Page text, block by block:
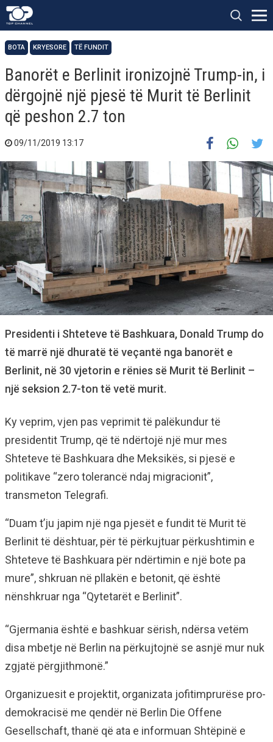
BOTA KRYESORE TË FUNDIT
Banorët e Berlinit ironizojnë Trump-in, i
dërgojnë një pjesë të Murit të Berlinit
që peshon 2.7 ton
09/11/2019 13:17
Presidenti i Shteteve të Bashkuara, Donald Trump do
të marrë një dhuratë të veçantë nga banorët e
Berlinit, në 30 vjetorin e rënies së Murit të Berlinit –
një seksion 2.7-ton të vetë murit.
Ky veprim, vjen pas veprimit të palëkundur të
presidentit Trump, që të ndërtojë një mur mes
Shteteve të Bashkuara dhe Meksikës, si pjesë e
politikave “zero tolerancë ndaj migracionit”,
transmeton Telegrafi.
“Duam t’ju japim një nga pjesët e fundit të Murit të
Berlinit të dështuar, për të përkujtuar përkushtimin e
Shteteve të Bashkuara për ndërtimin e një bote pa
mure”, shkruan në pllakën e betonit, që është
nënshkruar nga “Qytetarët e Berlinit”.
“Gjermania është e bashkuar sërish, ndërsa vetëm
disa mbetje në Berlin na përkujtojnë se asnjë mur nuk
zgjatë përgjithmonë.”
Organizuesit e projektit, organizata jofitimprurëse pro-
demokracisë me qendër në Berlin Die Offene
Gesellschaft, thanë që ata e informuan Shtëpinë e